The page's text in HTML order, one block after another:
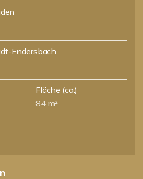
Endersbach
Fläche (ca.)
84 m²